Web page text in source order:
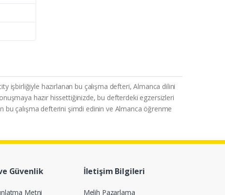
işbirliğiyle hazırlanan bu çalışma defteri, Almanca dilini
hazır hissettiğinizde, bu defterdeki egzersizleri
çalışma defterini şimdi edinin ve Almanca öğrenme
Güvenlik
Metni
İletişim Bilgileri
Melih Pazarlama